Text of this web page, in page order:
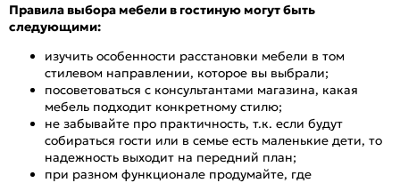
Правила выбора мебели в гостиную могут быть
следующими:
изучить особенности расстановки мебели в том
стилевом направлении, которое вы выбрали;
посоветоваться с консультантами магазина, какая
мебель подходит конкретному стилю;
не забывайте про практичность, т.к. если будут
собираться гости или в семье есть маленькие дети, то
надежность выходит на передний план;
при разном функционале продумайте, где